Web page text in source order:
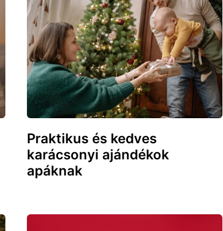
Praktikus és kedves
karácsonyi ajándékok
apáknak